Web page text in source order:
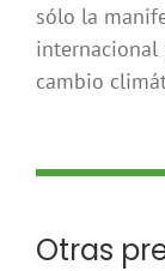
sólo la
internacional
cambio
Otras